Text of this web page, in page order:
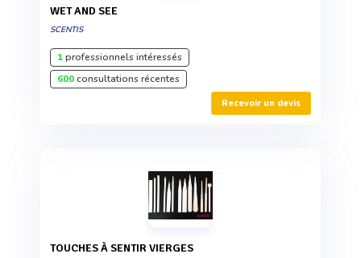
WET AND SEE
SCENTIS
1professionnels intéressés
600consultations récentes
Recevoir un devis
TOUCHES À SENTIR VIERGES